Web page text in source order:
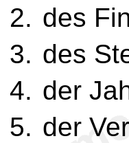
des
des
der
der